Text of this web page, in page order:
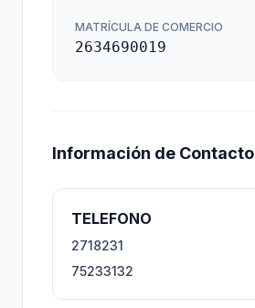
MATRÍCULA DE COMERCIO
2634690019
Información de Contacto
TELEFONO
2718231
75233132